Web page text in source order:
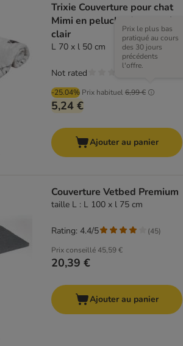
Trixie Couverture pour chat
Mimi en peluche douce, gris
clair
L 70 x l 50 cm
-25.04% Prix habituel6,99 €
Prix le plus bas
pratiqué au cours
des 30 jours
précédents
l'offre.
5,24 €
Not rated
Ajouter au panier
Couverture Vetbed Premium
taille L : L 100 x l 75 cm
Prix conseillé45,59 €
20,39 €
Rating: 4.4/5 (45)
Ajouter au panier